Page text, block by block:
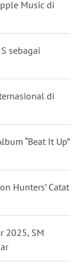
Music di
sebagai
di
“Beat It Up”
Hunters’ Catat
2025, SM